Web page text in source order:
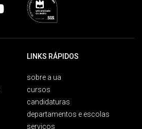
LINKS RÁPIDOS
sobre a ua
cursos
candidaturas
departamentos e escolas
serviços